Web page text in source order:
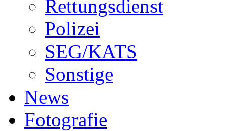
Rettungsdienst
Polizei
SEG/KATS
Sonstige
News
Fotografie